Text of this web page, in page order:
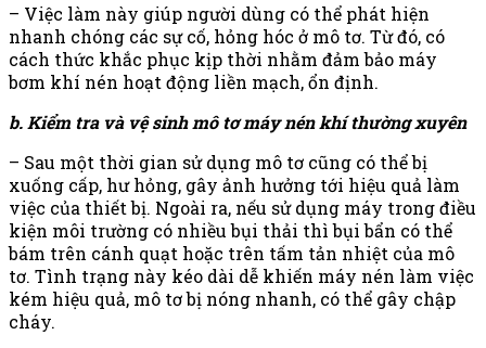
– Việc làm này giúp người dùng có thể phát hiện
nhanh chóng các sự cố, hỏng hóc ở mô tơ. Từ đó, có
cách thức khắc phục kịp thời nhằm đảm bảo máy
bơm khí nén hoạt động liền mạch, ổn định.
b. Kiểm tra và vệ sinh mô tơ máy nén khí thường xuyên
– Sau một thời gian sử dụng mô tơ cũng có thể bị
xuống cấp, hư hỏng, gây ảnh hưởng tới hiệu quả làm
việc của thiết bị. Ngoài ra, nếu sử dụng máy trong điều
kiện môi trường có nhiều bụi thải thì bụi bẩn có thể
bám trên cánh quạt hoặc trên tấm tản nhiệt của mô
tơ. Tình trạng này kéo dài dễ khiến máy nén làm việc
kém hiệu quả, mô tơ bị nóng nhanh, có thể gây chập
cháy.